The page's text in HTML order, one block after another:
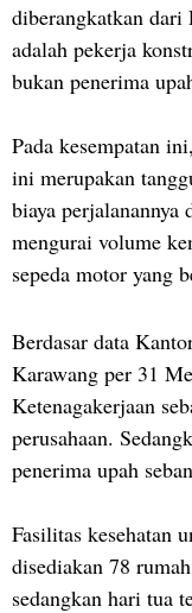
diberangkatkan dari
adalah pekerja
bukan penerima
Pada kesempatan
ini merupakan
biaya
mengurai volume
sepeda motor yang
Berdasar data
Karawang per 31
Ketenagakerjaan
perusahaan.
penerima upah
Fasilitas kesehatan
disediakan 78
sedangkan hari tua